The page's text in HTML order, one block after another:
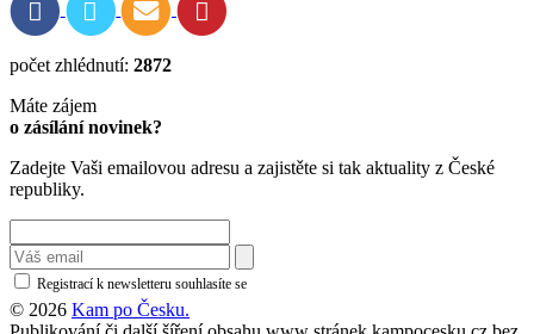
počet zhlédnutí: 2872
Máte zájem
o zásílání novinek?
Zadejte Vaši emailovou adresu a zajistěte si tak aktuality z České
republiky.
Registrací k newsletteru souhlasíte se
© 2026 Kam po Česku.